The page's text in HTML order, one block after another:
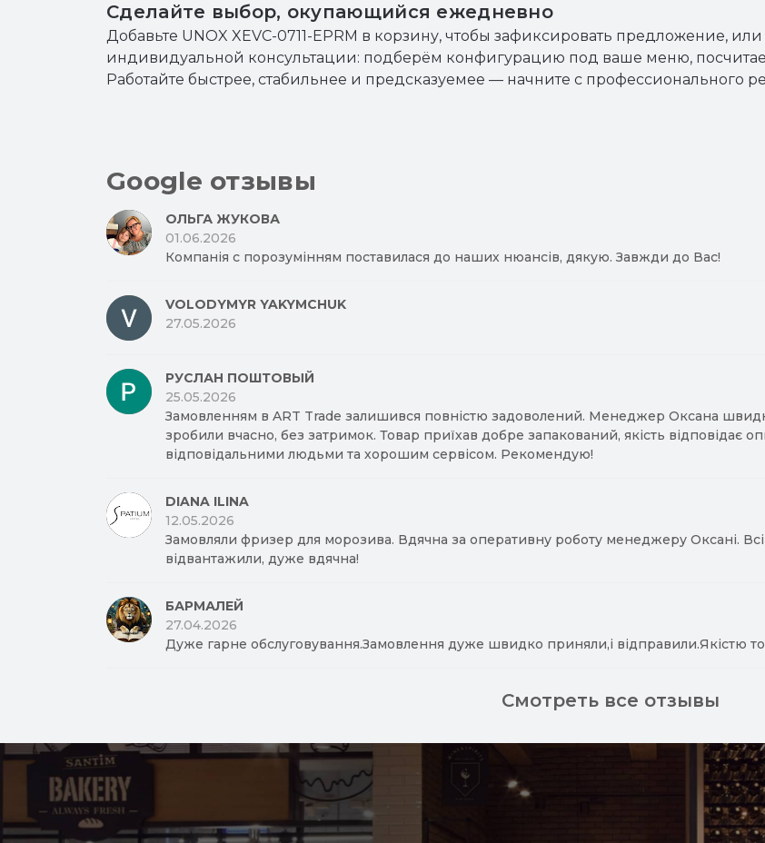
Сделайте выбор, окупающийся ежедневно
Добавьте UNOX XEVC-0711-EPRM в корзину, чтобы зафиксировать предложение,
индивидуальной консультации: подберём конфигурацию под ваше меню,
Работайте быстрее, стабильнее и предсказуемее — начните с профессионального
Google отзывы
ОЛЬГА ЖУКОВА
01.06.2026
Компанія с порозумінням поставилася до наших нюансів, дякую. Завжди до Вас!
VOLODYMYR YAKYMCHUK
27.05.2026
РУСЛАН ПОШТОВЫЙ
25.05.2026
Замовленням в ART Trade залишився повністю задоволений. Менеджер Оксана
зробили вчасно, без затримок. Товар приїхав добре запакований, якість відповідає
відповідальними людьми та хорошим сервісом. Рекомендую!
DIANA ILINA
12.05.2026
Замовляли фризер для морозива. Вдячна за оперативну роботу менеджеру Оксані.
відвантажили, дуже вдячна!
БАРМАЛЕЙ
27.04.2026
Дуже гарне обслуговування.Замовлення дуже швидко приняли,і відправили.Якістю
Смотреть все отзывы